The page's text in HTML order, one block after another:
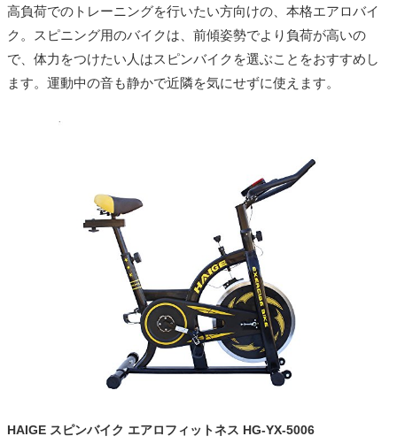
高負荷でのトレーニングを行いたい方向けの、本格エアロバイ
ク。スピニング用のバイクは、前傾姿勢でより負荷が高いの
で、体力をつけたい人はスピンバイクを選ぶことをおすすめし
ます。運動中の音も静かで近隣を気にせずに使えます。
HAIGE スピンバイク エアロフィットネス HG-YX-5006